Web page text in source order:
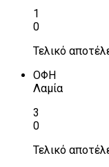
1
0
Τελικό
ΟΦΗ
Λαμία
3
0
Τελικό